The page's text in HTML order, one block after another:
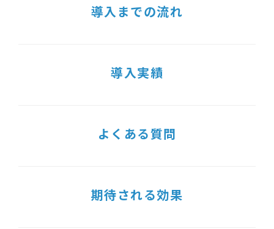
導入までの流れ
導入実績
よくある質問
期待される効果